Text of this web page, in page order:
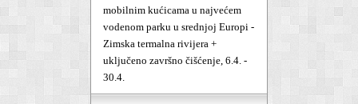
mobilnim kućicama u najvećem
vodenom parku u srednjoj Europi -
Zimska termalna rivijera +
uključeno završno čišćenje, 6.4. -
30.4.